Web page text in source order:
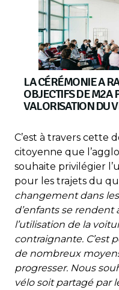
LA CÉRÉMONIE A
OBJECTIFS DE M2A
VALORISATION DU
C’est à travers cette
citoyenne que
souhaite privilégier
pour les trajets du
changement dans
d’enfants se rendent
l’utilisation de la
contraignante. C’est
de nombreux
progresser. Nous
vélo soit partagé par